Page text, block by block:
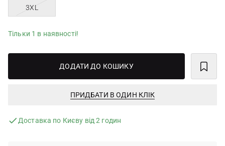
3XL
Тільки 1 в наявності!
ДОДАТИ ДО КОШИКУ
ПРИДБАТИ В ОДИН КЛІК
Доставка по Києву від 2 годин